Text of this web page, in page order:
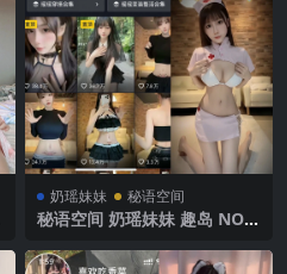
奶瑶妹妹 秘语空间
秘语空间 奶瑶妹妹 趣岛 NO.0
版